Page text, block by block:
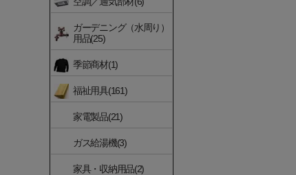
ガーデニング（水周り）
用品(25)
季節商材(1)
福祉用具(161)
家電製品(21)
ガス給湯機(3)
家具・収納用品(2)